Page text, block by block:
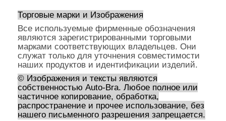
Торговые марки и Изображения
Все используемые фирменные обозначения
являются зарегистрированными торговыми
марками соответствующих владельцев. Они
служат только для уточнения совместимости
наших продуктов и идентификации изделий.
© Изображения и тексты являются
собственностью Auto-Bra. Любое полное или
частичное копирование, обработка,
распространение и прочее использование, без
нашего письменного разрешения запрещается.